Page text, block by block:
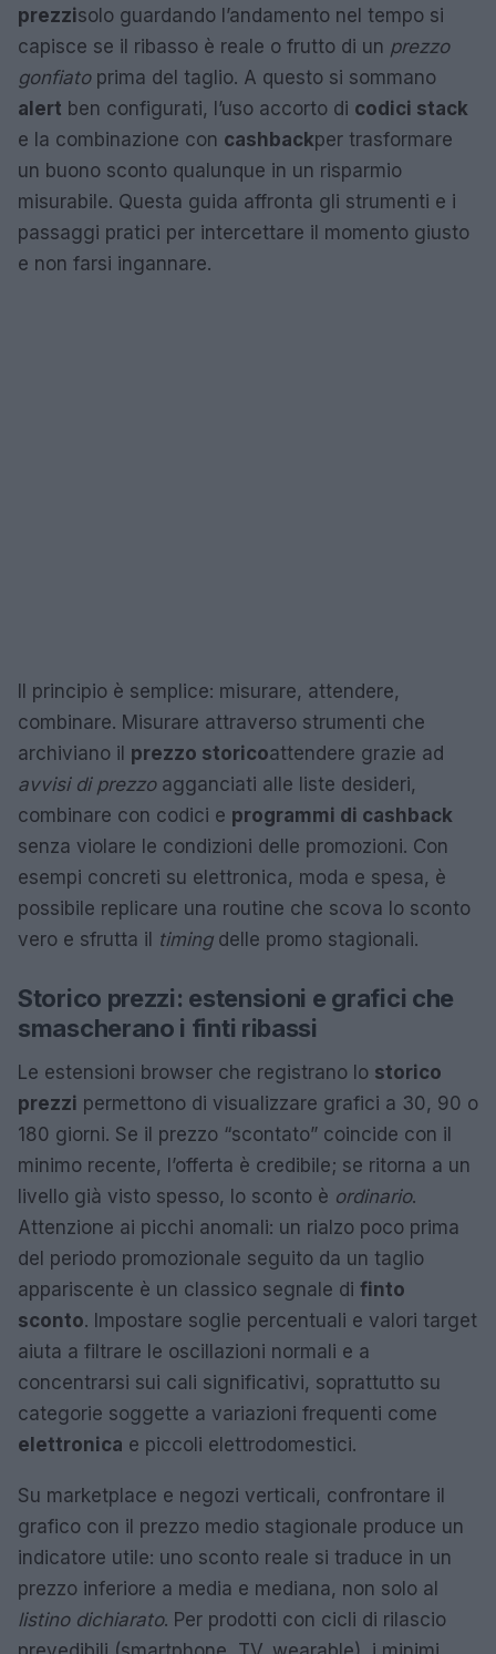
prezzisolo guardando l’andamento nel tempo si
capisce se il ribasso è reale o frutto di un prezzo
gonfiatoprima del taglio. A questo si sommano
alert ben configurati, l’uso accorto di codici stack
e la combinazione con cashbackper trasformare
un buono sconto qualunque in un risparmio
misurabile. Questa guida affronta gli strumenti e i
passaggi pratici per intercettare il momento giusto
e non farsi ingannare.
Il principio è semplice: misurare, attendere,
combinare. Misurare attraverso strumenti che
archiviano il prezzo storicoattendere grazie ad
avvisi di prezzoagganciati alle liste desideri,
combinare con codici e programmi di cashback
senza violare le condizioni delle promozioni. Con
esempi concreti su elettronica, moda e spesa, è
possibile replicare una routine che scova lo sconto
vero e sfrutta il timingdelle promo stagionali.
Storico prezzi: estensioni e grafici che
smascherano i finti ribassi
Le estensioni browser che registrano lo storico
prezzi permettono di visualizzare grafici a 30, 90 o
180 giorni. Se il prezzo “scontato” coincide con il
minimo recente, l’offerta è credibile; se ritorna a un
livello già visto spesso, lo sconto è ordinario.
Attenzione ai picchi anomali: un rialzo poco prima
del periodo promozionale seguito da un taglio
appariscente è un classico segnale di finto
sconto. Impostare soglie percentuali e valori target
aiuta a filtrare le oscillazioni normali e a
concentrarsi sui cali significativi, soprattutto su
categorie soggette a variazioni frequenti come
elettronica e piccoli elettrodomestici.
Su marketplace e negozi verticali, confrontare il
grafico con il prezzo medio stagionale produce un
indicatore utile: uno sconto reale si traduce in un
prezzo inferiore a media e mediana, non solo al
listino dichiarato. Per prodotti con cicli di rilascio